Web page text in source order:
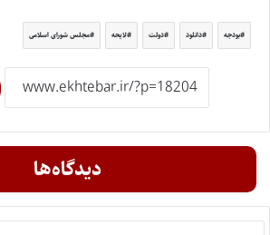
بودجه دانلود دولت لایحه مجلس شورای اسلامی
دیدگاه‌ها